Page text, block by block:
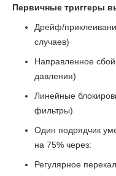
Первичные триггеры
Дрейф/
случаев)
Направленное
давления)
Линейные
фильтры)
Один подрядчик
на 75% через:
Регулярное